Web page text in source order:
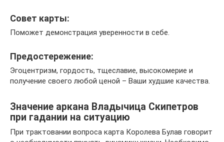
Совет карты:
Поможет демонстрация уверенности в себе.
Предостережение:
Эгоцентризм, гордость, тщеславие, высокомерие и
получение своего любой ценой – Ваши худшие качества.
Значение аркана Владычица Скипетров
при гадании на ситуацию
При трактовании вопроса карта Королева Булав говорит